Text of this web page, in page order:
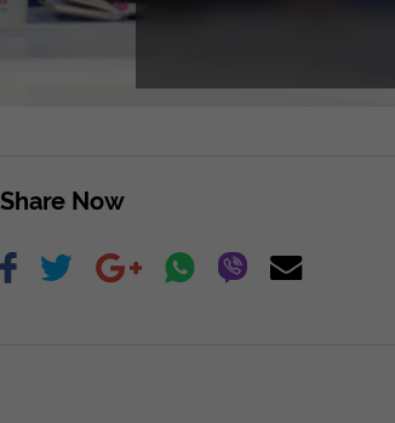
Share Now